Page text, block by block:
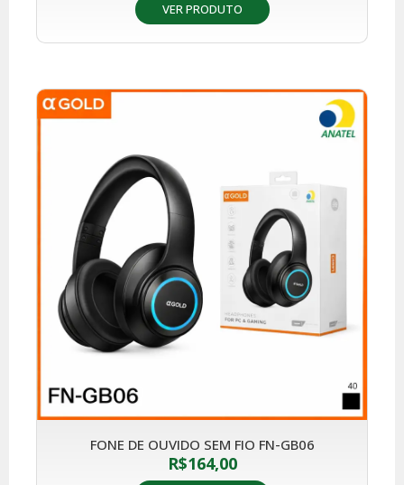
VER PRODUTO
FONE DE OUVIDO SEM FIO FN-GB06
R$164,00